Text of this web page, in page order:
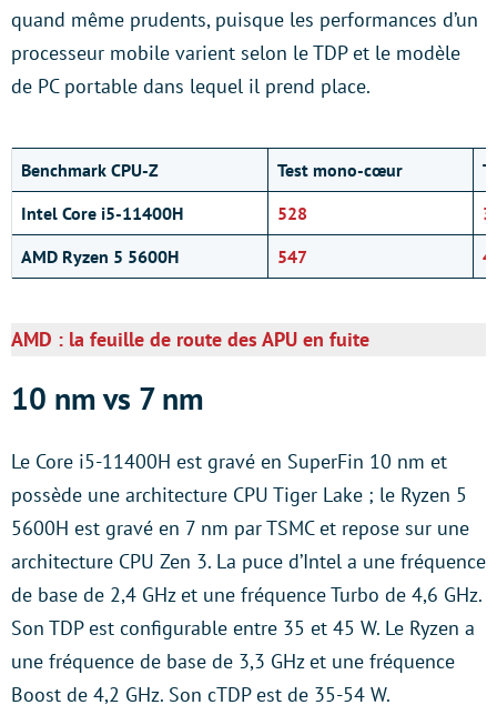
quand même prudents, puisque les performances d’un
processeur mobile varient selon le TDP et le modèle
de PC portable dans lequel il prend place.
Benchmark CPU-Z Test mono-cœur
Intel Core i5-11400H
528
AMD Ryzen 5 5600H
547
AMD : la feuille de route des APU en fuite
10 nm vs 7 nm
Le Core i5-11400H est gravé en SuperFin 10 nm et
possède une architecture CPU Tiger Lake ; le Ryzen 5
5600H est gravé en 7 nm par TSMC et repose sur une
architecture CPU Zen 3. La puce d’Intel a une fréquence
de base de 2,4 GHz et une fréquence Turbo de 4,6 GHz.
Son TDP est configurable entre 35 et 45 W. Le Ryzen a
une fréquence de base de 3,3 GHz et une fréquence
Boost de 4,2 GHz. Son cTDP est de 35-54 W.